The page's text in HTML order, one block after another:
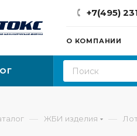
+7(495)
О КОМПАНИИ
— ЖБИ изделия —